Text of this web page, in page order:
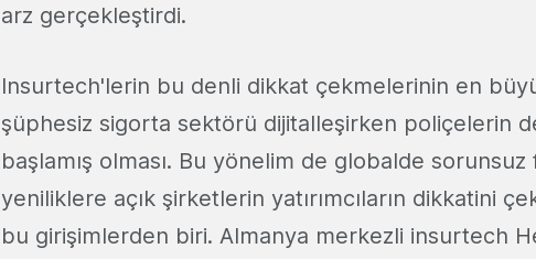
arz gerçekleştirdi.
Insurtech'lerin bu denli dikkat çekmelerinin en
şüphesiz sigorta sektörü dijitalleşirken poliçelerin
başlamış olması. Bu yönelim de globalde
yeniliklere açık şirketlerin yatırımcıların dikkatini
bu girişimlerden biri. Almanya merkezli insurtech